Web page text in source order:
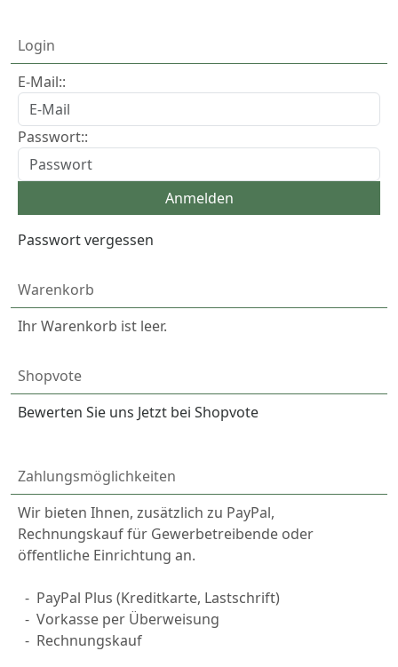
Login
E-Mail::
Passwort::
Passwort vergessen
Warenkorb
Ihr Warenkorb ist leer.
Shopvote
Bewerten Sie uns Jetzt bei Shopvote
Zahlungsmöglichkeiten
Wir bieten Ihnen, zusätzlich zu PayPal,
Rechnungskauf für Gewerbetreibende oder
öffentliche Einrichtung an.
- PayPal Plus (Kreditkarte, Lastschrift)
- Vorkasse per Überweisung
- Rechnungskauf